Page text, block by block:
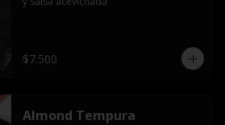
$7.500
Almond Tempura